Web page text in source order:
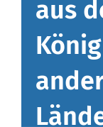
BLOG
aus